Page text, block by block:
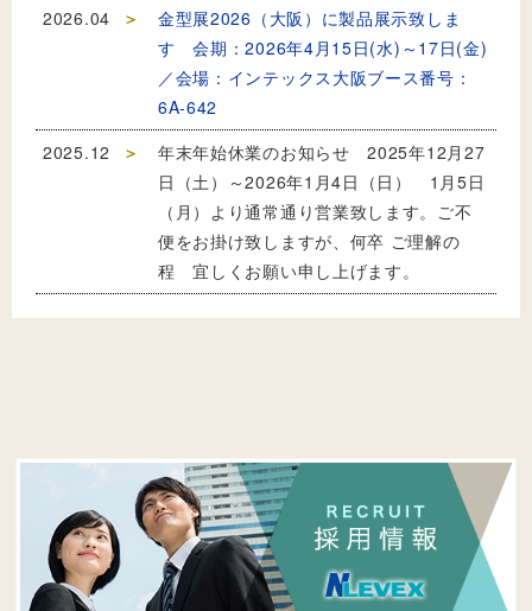
2026.04
金型展2026（大阪）に製品展示致しま
す 会期：2026年4月15日(水)～17日(金)
／会場：インテックス大阪ブース番号：
6A-642
2025.12
年末年始休業のお知らせ 2025年12月27
日（土）～2026年1月4日（日） 1月5日
（月）より通常通り営業致します。ご不
便をお掛け致しますが、何卒 ご理解の
程 宜しくお願い申し上げます。